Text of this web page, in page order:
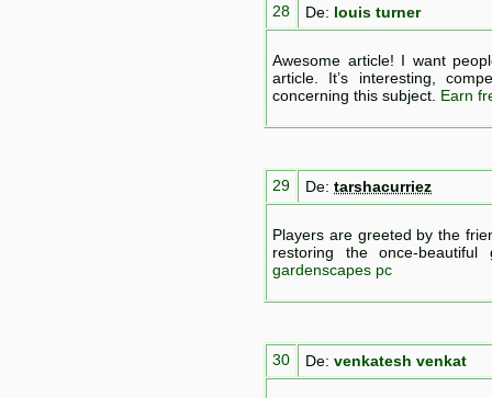
28 De: louis turner
Awesome article! I want
article. It’s interesting,
concerning this subject. Earn
29 De: tarshacurriez
Players are greeted by the
restoring the once-
gardenscapes pc
30 De: venkatesh venkat